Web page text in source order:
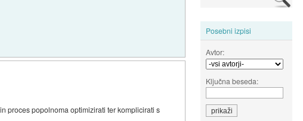
Posebni izpisi
Avtor:
Ključna beseda:
proces popolnoma optimizirati ter komplicirati s